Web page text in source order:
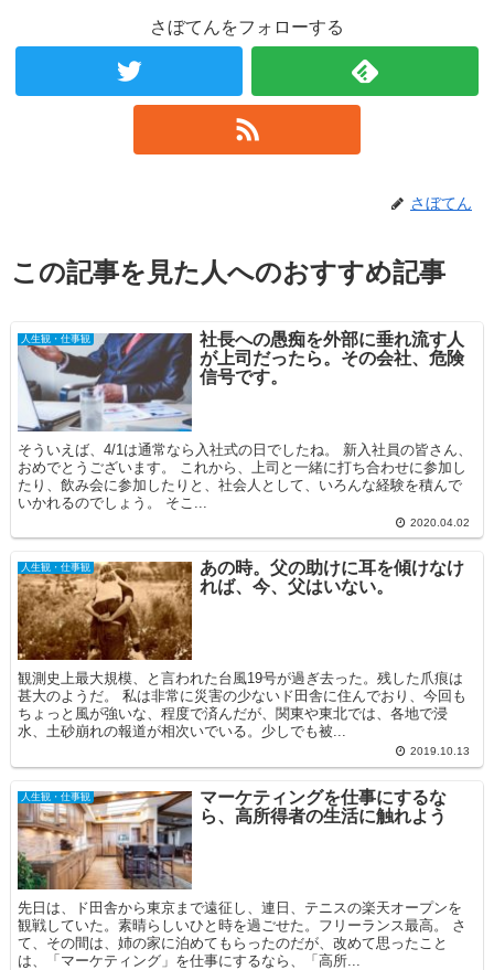
さぼてんをフォローする
さぼてん
この記事を見た人へのおすすめ記事
人生観・仕事観
社長への愚痴を外部に垂れ流す人
が上司だったら。その会社、危険
信号です。
そういえば、4/1は通常なら入社式の日でしたね。 新入社員の皆さん、
おめでとうございます。 これから、上司と一緒に打ち合わせに参加し
たり、飲み会に参加したりと、社会人として、いろんな経験を積んで
いかれるのでしょう。 そこ...
2020.04.02
人生観・仕事観
あの時。父の助けに耳を傾けなけ
れば、今、父はいない。
観測史上最大規模、と言われた台風19号が過ぎ去った。残した爪痕は
甚大のようだ。 私は非常に災害の少ないド田舎に住んでおり、今回も
ちょっと風が強いな、程度で済んだが、関東や東北では、各地で浸
水、土砂崩れの報道が相次いでいる。少しでも被...
2019.10.13
人生観・仕事観
マーケティングを仕事にするな
ら、高所得者の生活に触れよう
先日は、ド田舎から東京まで遠征し、連日、テニスの楽天オープンを
観戦していた。素晴らしいひと時を過ごせた。フリーランス最高。 さ
て、その間は、姉の家に泊めてもらったのだが、改めて思ったこと
は、「マーケティング」を仕事にするなら、「高所...